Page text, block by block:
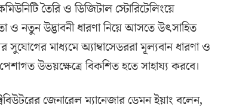
তৈরি ও ডিজিটাল স্টোরিটেলিংয়ে
ও নতুন উদ্ভাবনী ধারণা নিয়ে আসতে উৎসাহিত
মাধ্যমে অ্যাম্বাসেডররা মূল্যবান ধারণা ও
উভয়ক্ষেত্রে বিকশিত হতে সাহায্য করবে।
জেনারেল ম্যানেজার ডেমন ইয়াং বলেন,